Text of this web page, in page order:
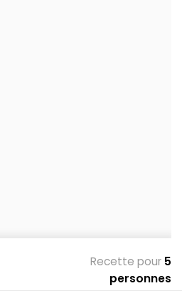
Recette pour 5
personnes